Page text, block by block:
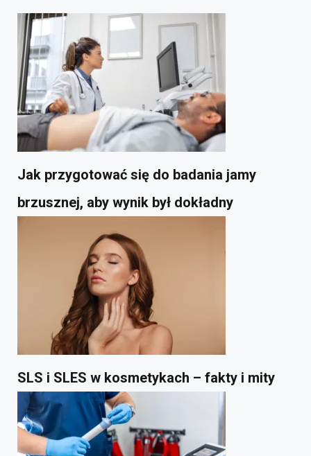
Jak przygotować się do badania jamy
brzusznej, aby wynik był dokładny
SLS i SLES w kosmetykach – fakty i mity